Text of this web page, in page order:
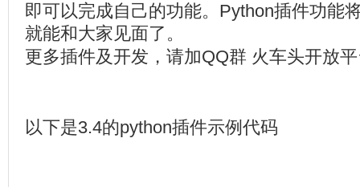
即可以完成自己的功能。Python插件功能
就能和大家见面了。
更多插件及开发，请加QQ群 火车头开放
以下是3.4的python插件示例代码